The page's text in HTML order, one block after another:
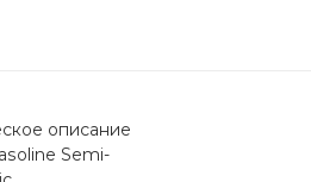
двигателях всех
Semi-Synthetic максимально
при всех
описание
Semi-